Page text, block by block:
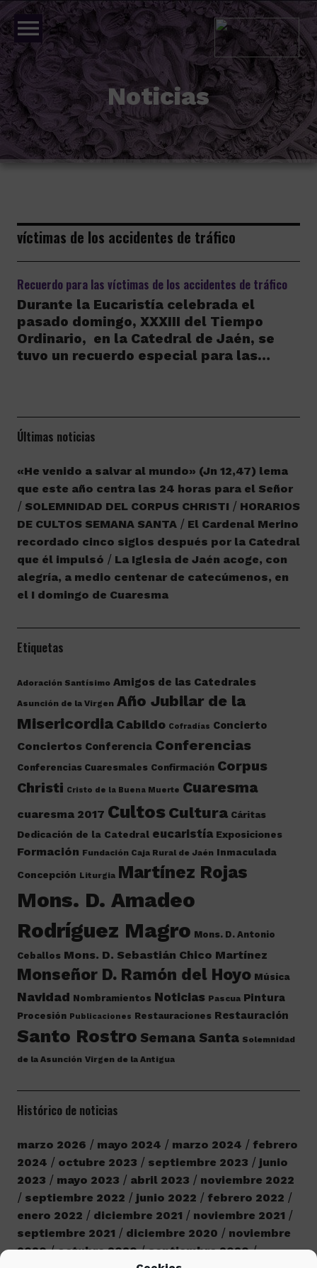
menu
Noticias
víctimas de los accidentes de tráfico
Recuerdo para las víctimas de los accidentes de tráfico
Durante la Eucaristía celebrada el
pasado domingo, XXXIII del Tiempo
Ordinario, en la Catedral de Jaén, se
tuvo un recuerdo especial para las…
Últimas noticias
«He venido a salvar al mundo» (Jn 12,47) lema
que este año centra las 24 horas para el Señor
SOLEMNIDAD DEL CORPUS CHRISTI
HORARIOS
DE CULTOS SEMANA SANTA
El Cardenal Merino
recordado cinco siglos después por la Catedral
que él impulsó
La Iglesia de Jaén acoge, con
alegría, a medio centenar de catecúmenos, en
el I domingo de Cuaresma
Etiquetas
Adoración Santísimo Amigos de las Catedrales
Asunción de la Virgen Año Jubilar de la
Misericordia Cabildo Cofradías Concierto
Conciertos Conferencia Conferencias
Conferencias Cuaresmales Confirmación Corpus
Christi Cristo de la Buena Muerte Cuaresma
cuaresma 2017 Cultos Cultura Cáritas
Dedicación de la Catedral eucaristía Exposiciones
Formación Fundación Caja Rural de Jaén Inmaculada
Concepción Liturgia Martínez Rojas
Mons. D. Amadeo
Rodríguez Magro Mons. D. Antonio
Ceballos Mons. D. Sebastián Chico Martínez
Monseñor D. Ramón del Hoyo Música
Navidad Nombramientos Noticias Pascua Pintura
Procesión Publicaciones Restauraciones Restauración
Santo Rostro Semana Santa Solemnidad
de la Asunción Virgen de la Antigua
Histórico de noticias
marzo 2026 mayo 2024 marzo 2024
febrero
2024
octubre 2023 septiembre 2023
junio
2023
mayo 2023 abril 2023
noviembre 2022
septiembre 2022
junio 2022
febrero 2022
enero 2022
diciembre 2021
noviembre 2021
septiembre 2021
diciembre 2020
noviembre
2020
octubre 2020
septiembre 2020